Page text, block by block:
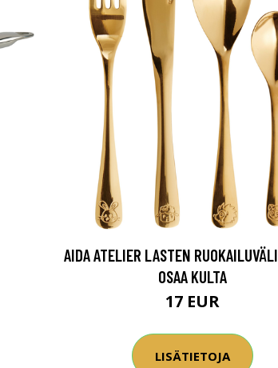
AIDA ATELIER LASTEN
OSAA KULTA
17 EUR
LISÄTIETOJA